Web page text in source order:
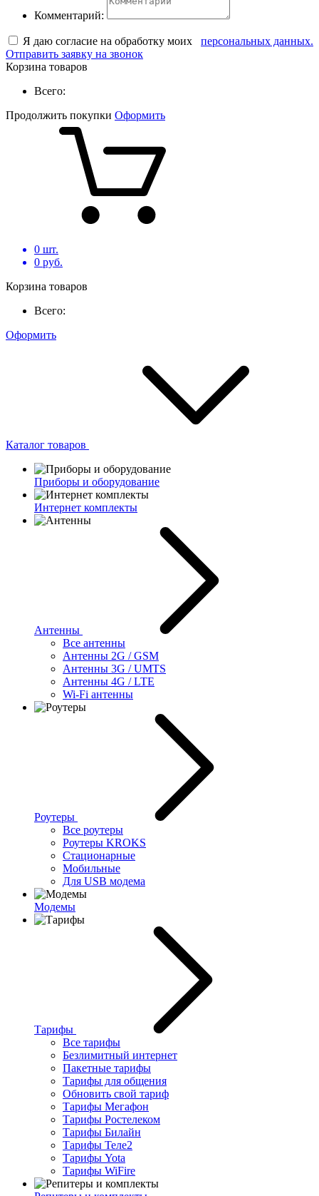
Комментарий:
Я даю согласие на обработку моих
персональных данных.
Отправить заявку на звонок
Корзина товаров
Всего:
Продолжить покупки Оформить
0 шт.
0 руб.
Корзина товаров
Всего:
Оформить
Каталог товаров
Приборы и оборудование
Интернет комплекты
Антенны
Все антенны
Антенны 2G / GSM
Антенны 3G / UMTS
Антенны 4G / LTE
Wi-Fi антенны
Роутеры
Все роутеры
Роутеры KROKS
Стационарные
Мобильные
Для USB модема
Модемы
Тарифы
Все тарифы
Безлимитный интернет
Пакетные тарифы
Тарифы для общения
Обновить свой тариф
Тарифы Мегафон
Тарифы Ростелеком
Тарифы Билайн
Тарифы Теле2
Тарифы Yota
Тарифы WiFire